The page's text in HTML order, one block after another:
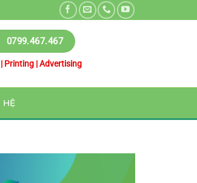
0799.467.467
Printing | Advertising
HỆ